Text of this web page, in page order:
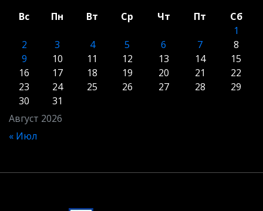
Август 2026
Вс Пн Вт Ср Чт Пт
Сб
1
2
3 4 5 6 7
8
9
10 11 12 13 14
15
16
17 18 19 20 21
22
23
24 25 26 27 28
29
30
31
« Июл